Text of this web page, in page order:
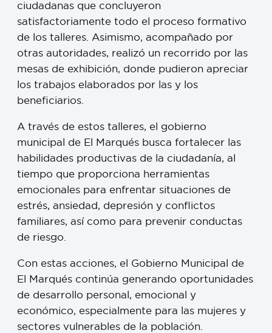
ciudadanas que concluyeron
satisfactoriamente todo el proceso formativo
de los talleres. Asimismo, acompañado por
otras autoridades, realizó un recorrido por las
mesas de exhibición, donde pudieron apreciar
los trabajos elaborados por las y los
beneficiarios.
A través de estos talleres, el gobierno
municipal de El Marqués busca fortalecer las
habilidades productivas de la ciudadanía, al
tiempo que proporciona herramientas
emocionales para enfrentar situaciones de
estrés, ansiedad, depresión y conflictos
familiares, así como para prevenir conductas
de riesgo.
Con estas acciones, el Gobierno Municipal de
El Marqués continúa generando oportunidades
de desarrollo personal, emocional y
económico, especialmente para las mujeres y
sectores vulnerables de la población.